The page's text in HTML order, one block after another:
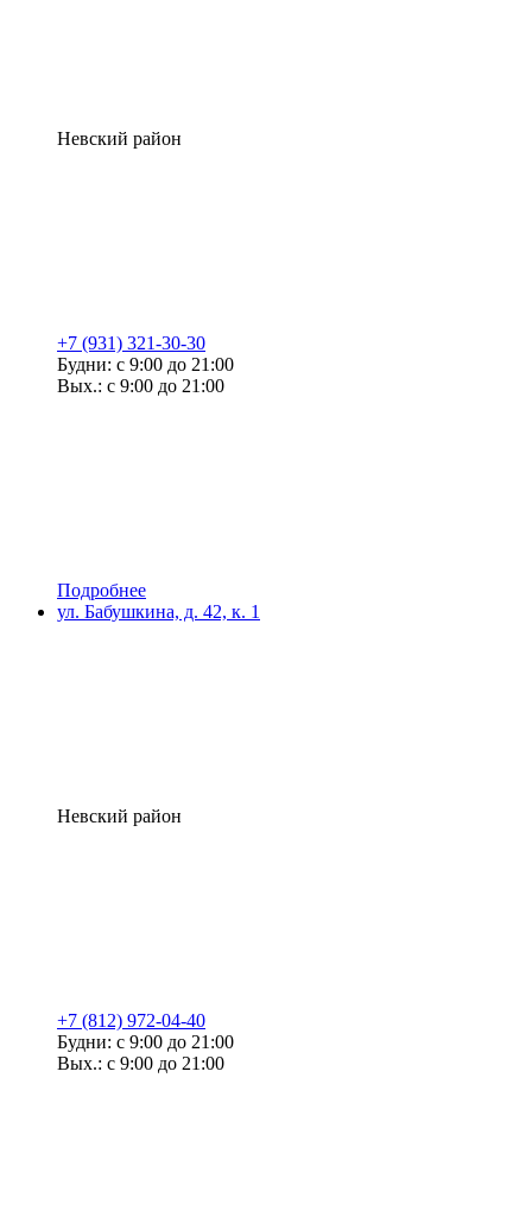
Невский район
+7 (931) 321-30-30
Будни: с 9:00 до 21:00
Вых.: с 9:00 до 21:00
Подробнее
ул. Бабушкина, д. 42, к. 1
Невский район
+7 (812) 972-04-40
Будни: с 9:00 до 21:00
Вых.: с 9:00 до 21:00